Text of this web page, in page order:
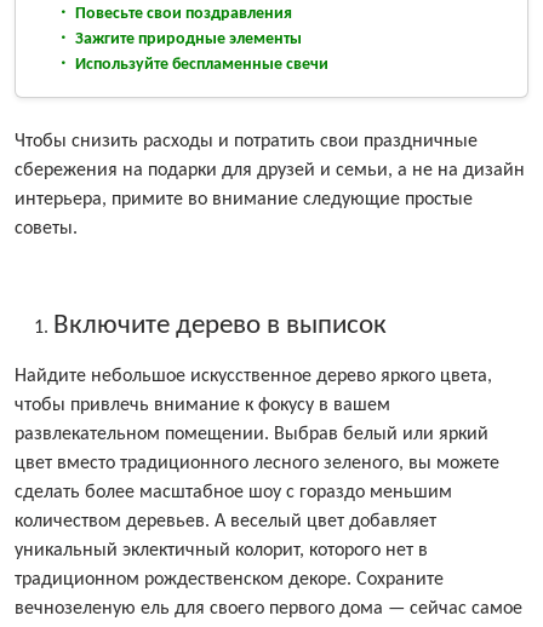
Повесьте свои поздравления
Зажгите природные элементы
Используйте беспламенные свечи
Чтобы снизить расходы и потратить свои праздничные
сбережения на подарки для друзей и семьи, а не на дизайн
интерьера, примите во внимание следующие простые
советы.
Включите дерево в выписок
Найдите небольшое искусственное дерево яркого цвета,
чтобы привлечь внимание к фокусу в вашем
развлекательном помещении. Выбрав белый или яркий
цвет вместо традиционного лесного зеленого, вы можете
сделать более масштабное шоу с гораздо меньшим
количеством деревьев. А веселый цвет добавляет
уникальный эклектичный колорит, которого нет в
традиционном рождественском декоре. Сохраните
вечнозеленую ель для своего первого дома — сейчас самое